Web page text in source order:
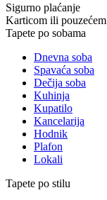
Sigurno plaćanje
Karticom ili pouzećem
Tapete po sobama
Dnevna soba
Spavaća soba
Dečija soba
Kuhinja
Kupatilo
Kancelarija
Hodnik
Plafon
Lokali
Tapete po stilu